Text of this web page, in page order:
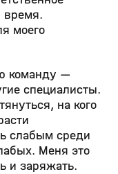
время.
моего
команду —
специалисты.
на кого
слабым среди
Меня это
и заряжать.